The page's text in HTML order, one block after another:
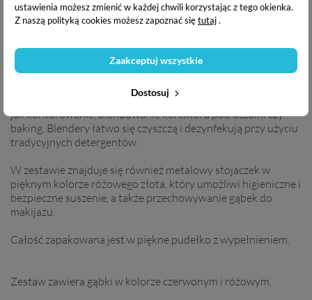
ustawienia możesz zmienić w każdej chwili korzystając z tego okienka.
Z naszą polityką cookies możesz zapoznać siętutaj.
Dostosuj
Zaakceptuj wszystkie
nie pochłania zbyt dużej ilości produktu. Dzięki zwartej, lecz
bardzo miękkiej strukturze są trwałe i plastyczne. Ich
używanie to czysta przyjemność! Gąbki posiadają różne
kształty, odpowiednie do różnych zadań specjalnych takich
jak konturowanie, blendowanie korektora pod oczami czy
baking. Blendery łatwo się czyszczą i dezynfekują przy użyciu
tradycyjnych detergentów.
W zestawie znajduje się również metalowy stojaczek w
pięknym kolorze różowego złota, który umożliwi higieniczne i
bezpieczne suszenie, a także przechowywanie gąbek do
makijażu.
Całość zapakowana jest w piękne pudełko z wypełnieniem.
Zestaw zawiera gąbki w kolorze czerwonym i różowym.